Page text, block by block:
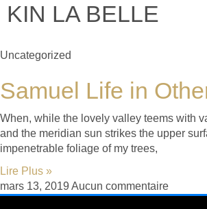
KIN LA BELLE
Uncategorized
Samuel Life in
When, while the lovely valley teems with
and the meridian sun strikes the upper
impenetrable foliage of my trees,
Lire Plus »
mars 13, 2019 Aucun commentaire